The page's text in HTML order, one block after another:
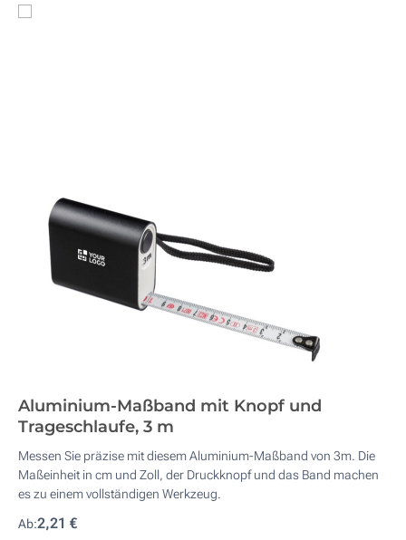
Aluminium-Maßband mit Knopf und
Trageschlaufe, 3 m
Messen Sie präzise mit diesem Aluminium-Maßband von 3m. Die
Maßeinheit in cm und Zoll, der Druckknopf und das Band machen
es zu einem vollständigen Werkzeug.
Ab:2,21 €